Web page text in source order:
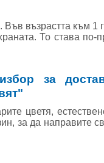
Във възрастта към 1
То става по-
за
цветя,
за да направите